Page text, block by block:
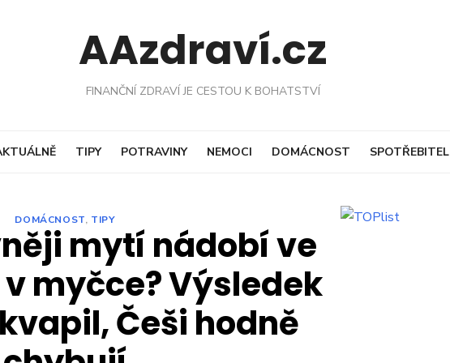
AAzdraví.cz
FINANČNÍ ZDRAVÍ JE CESTOU K BOHATSTVÍ
TIPY POTRAVINY NEMOCI DOMÁCNOST SPOTŘEBITEL
DOMÁCNOST, TIPY
mytí nádobí ve
myčce? Výsledek
Češi hodně